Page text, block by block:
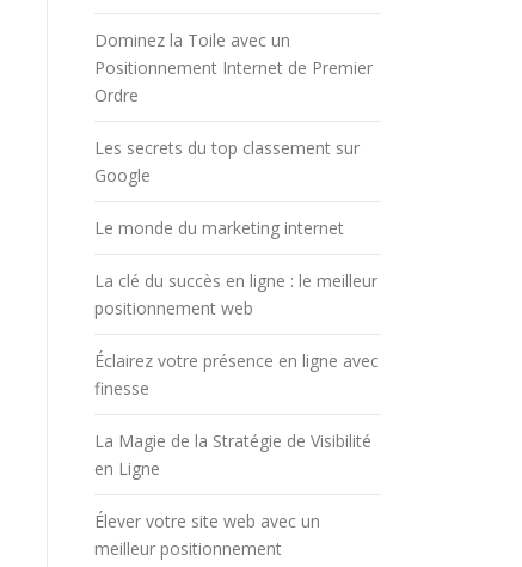
Dominez la Toile avec un
Positionnement Internet de Premier
Ordre
Les secrets du top classement sur
Google
Le monde du marketing internet
La clé du succès en ligne : le meilleur
positionnement web
Éclairez votre présence en ligne avec
finesse
La Magie de la Stratégie de Visibilité
en Ligne
Élever votre site web avec un
meilleur positionnement